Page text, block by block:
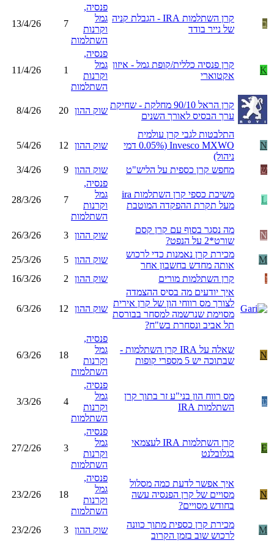
ב
קרן השתלמות IRA - הגבלת קניה
של נייר בודד
פנסיה,
גמל
וקרנות
השתלמות
7
13/4/26
K
קרן פנסיה כללית/קופת גמל - איזון
אקטוארי
פנסיה,
גמל
וקרנות
השתלמות
1
11/4/26
קרן הראל 90/10 מחלקת - שחיקת
ערך הבסיס לאורך השנים
שוק ההון 20
8/4/26
N
התלבטות לגבי קרן עולמית
Invesco MXWO (0.05% דמי
ניהול)
שוק ההון 12
5/4/26
ש מחפש קרן כספית על הליש"ט שוק ההון 9
3/4/26
L
משיכת כספי קרן השתלמות ira
מעל תקרת ההפקדה המוטבת
פנסיה,
גמל
וקרנות
השתלמות
7
28/3/26
N
מה נסגר בסוף עם קרן קסם
שורט*2 על הנפט?
שוק ההון 3
26/3/26
M
מכירת קרן נאמנות כדי לרכוש
אותה מחדש בחשבון אחר
שוק ההון 5
25/3/26
ז
קרן השתלמות מורים שוק ההון 2
16/3/26
איך יודעים מה בסיס ההצמדה
לצורך מס רווחי הון של קרן אירית
מסוימת שנרשמה למסחר בבורסת
תל אביב ונסחרת בש"ח?
שוק ההון 12
6/3/26
N
שאלה על IRA קרן השתלמות -
שבתוכה יש 5 מספרי קופות
פנסיה,
גמל
וקרנות
השתלמות
18
6/3/26
ע
מס רווח הון בני"ע זר בתוך קרן
השתלמות IRA
פנסיה,
גמל
וקרנות
השתלמות
4
3/3/26
E
קרן השתלמות IRA לעצמאי
בגלובלנט
פנסיה,
גמל
וקרנות
השתלמות
3
27/2/26
N
איך אפשר לדעת כמה מסלול
מסויים של קרן הפנסיה עשה
בחודש מסויים?
פנסיה,
גמל
וקרנות
השתלמות
18
23/2/26
M
מכירת קרן כספית מתוך כוונה
לרכוש שוב בזמן הקרוב
שוק ההון 3
23/2/26